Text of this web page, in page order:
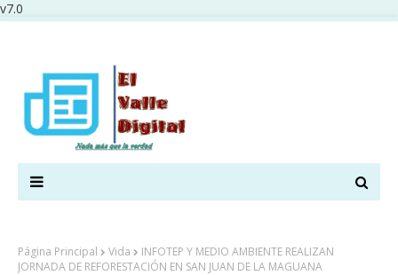
v7.0
Página Principal Vida
INFOTEP Y MEDIO AMBIENTE REALIZAN
JORNADA DE REFORESTACIÓN EN SAN JUAN DE LA MAGUANA